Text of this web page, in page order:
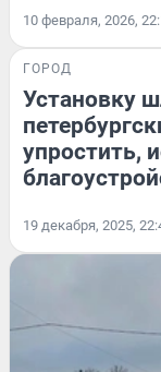
10 февраля, 2026,
ГОРОД
Установку
упростить,
19 декабря, 2025,